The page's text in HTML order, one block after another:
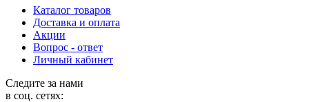
Каталог товаров
Доставка и оплата
Акции
Вопрос - ответ
Личный кабинет
Следите за нами
в соц. сетях: